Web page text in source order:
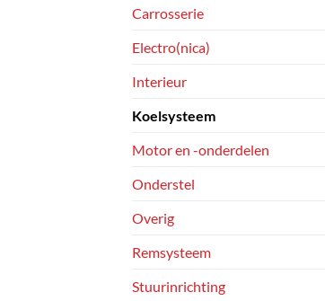
Carrosserie
Electro(nica)
Interieur
Koelsysteem
Motor en -onderdelen
Onderstel
Overig
Remsysteem
Stuurinrichting